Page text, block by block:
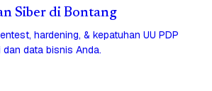
Siber di Bontang
hardening, & kepatuhan UU PDP
data bisnis Anda.